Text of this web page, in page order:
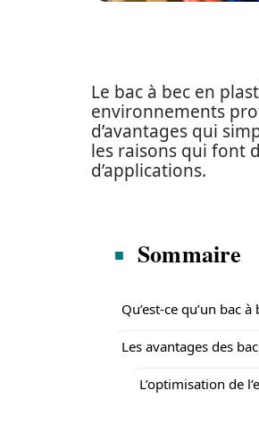
Le bac à bec en
environnements
d’avantages qui
les raisons qui font
d’applications.
Sommaire
Qu’est-ce qu’un bac à
Les avantages des
L’optimisation de